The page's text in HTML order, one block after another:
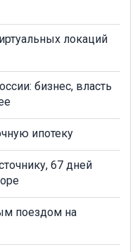
локаций
бизнес, власть
ипотеку
67 дней
поездом на